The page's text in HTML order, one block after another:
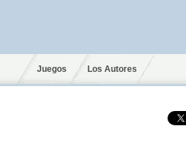
Juegos Los Autores